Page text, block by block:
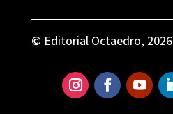
© Editorial Octaedro, 2026